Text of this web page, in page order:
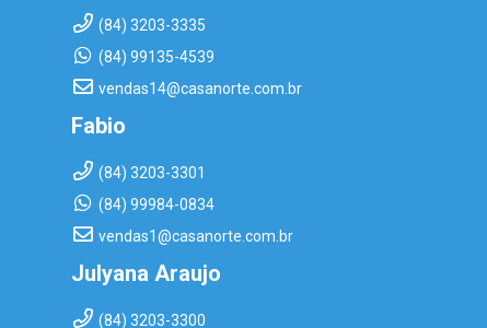
(84) 3203-3335
(84) 99135-4539
vendas14@casanorte.com.br
Fabio
(84) 3203-3301
(84) 99984-0834
vendas1@casanorte.com.br
Julyana Araujo
(84) 3203-3300